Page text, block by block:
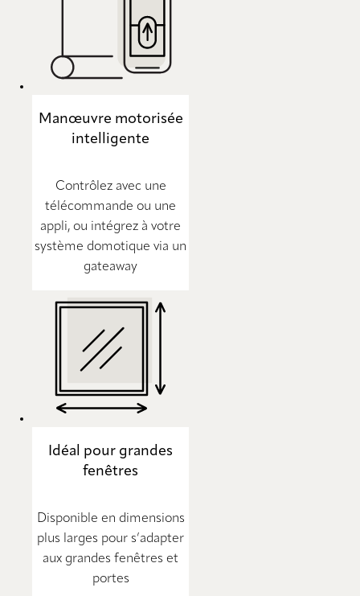
Manœuvre motorisée
intelligente
Contrôlez avec une
télécommande ou une
appli, ou intégrez à votre
système domotique via un
gateaway
Idéal pour grandes
fenêtres
Disponible en dimensions
plus larges pour s’adapter
aux grandes fenêtres et
portes